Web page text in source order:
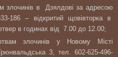
злочинів в Дзялдові за адресою
186 – відкритий щовівторка в
в годинах від 7.00 до 12.00;
злочинів у Новому Місті
3, тел. 602-625-496-